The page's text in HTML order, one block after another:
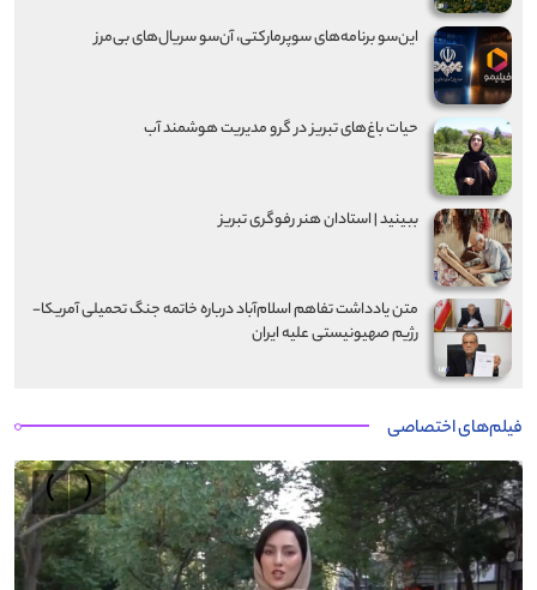
این‌سو برنامه‌های سوپرمارکتی، آن‌سو سریال‌های بی‌مرز
حیات باغ‌های تبریز در گرو مدیریت هوشمند آب
ببینید | استادان هنر رفوگری تبریز
متن یادداشت تفاهم اسلام‌آباد درباره خاتمه جنگ تحمیلی آمریکا-
رژیم صهیونیستی علیه ایران
فیلم‌های اختصاصی
‹
›